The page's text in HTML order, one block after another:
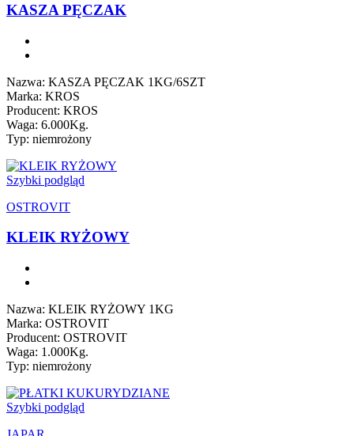
KASZA PĘCZAK
Nazwa: KASZA PĘCZAK 1KG/6SZT
Marka: KROS
Producent: KROS
Waga: 6.000Kg.
Typ: niemrożony
Szybki podgląd
OSTROVIT
KLEIK RYŻOWY
Nazwa: KLEIK RYŻOWY 1KG
Marka: OSTROVIT
Producent: OSTROVIT
Waga: 1.000Kg.
Typ: niemrożony
Szybki podgląd